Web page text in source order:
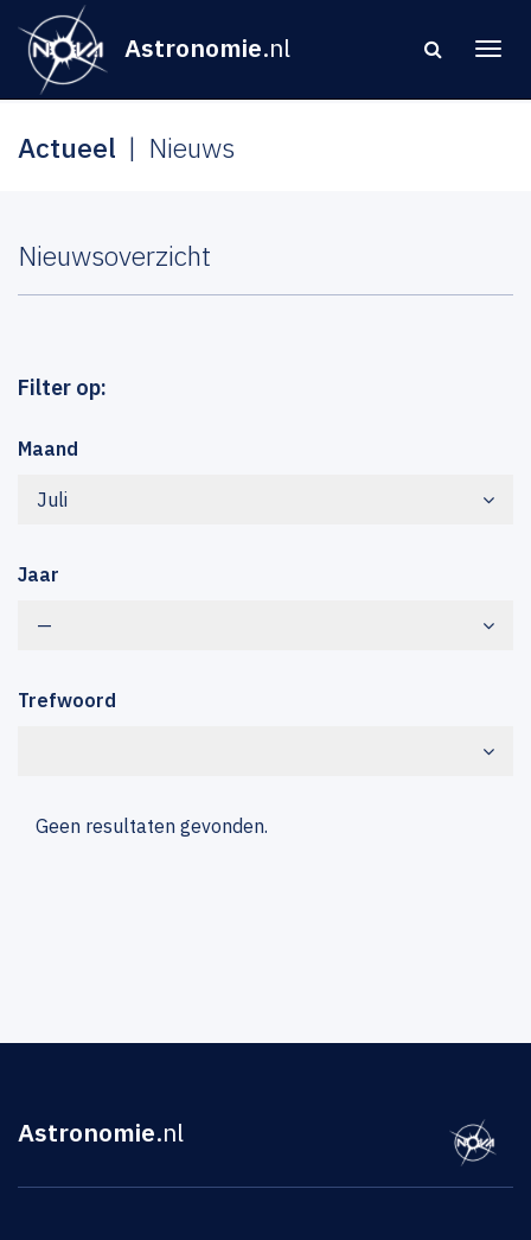
Astronomie.nl
Actueel Nieuws
Nieuwsoverzicht
Filter op:
Maand
Juli
Jaar
—
Trefwoord
Geen resultaten gevonden.
Astronomie.nl